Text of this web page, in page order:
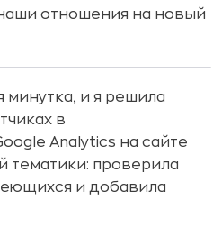
отношения на новый
минутка, и я решила
в
Analytics на сайте
тематики: проверила
и добавила